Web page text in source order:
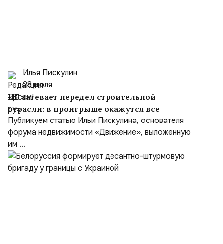
Илья Пискулин
28 июля
ЦБ затевает передел строительной
отрасли: в проигрыше окажутся все
Публикуем статью Ильи Пискулина, основателя
форума недвижимости «Движение», выложенную
им ...